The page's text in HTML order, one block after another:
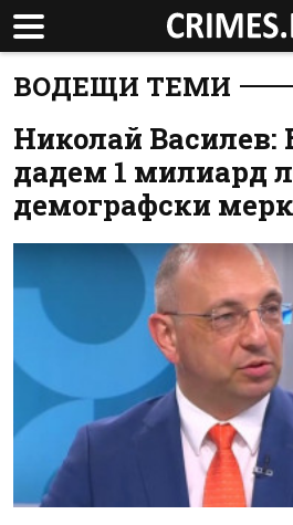
ВОДЕЩИ ТЕМИ
Николай Василев:
дадем 1 милиард
демографски